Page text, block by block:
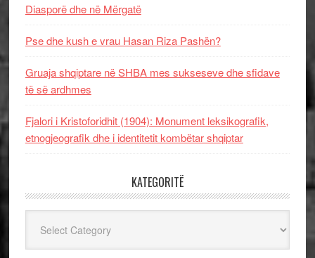
Diasporë dhe në Mërgatë
Pse dhe kush e vrau Hasan Riza Pashën?
Gruaja shqiptare në SHBA mes sukseseve dhe sfidave
të së ardhmes
Fjalori i Kristoforidhit (1904): Monument leksikografik,
etnogjeografik dhe i identitetit kombëtar shqiptar
KATEGORITË